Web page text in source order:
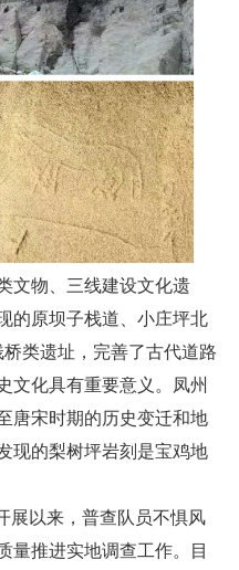
文物、三线建设文化遗
的原坝子栈道、小庄坪北
类遗址，完善了古代道路
文化具有重要意义。凤州
唐宋时期的历史变迁和地
现的梨树坪岩刻是宝鸡地
展以来，普查队员不惧风
量推进实地调查工作。目